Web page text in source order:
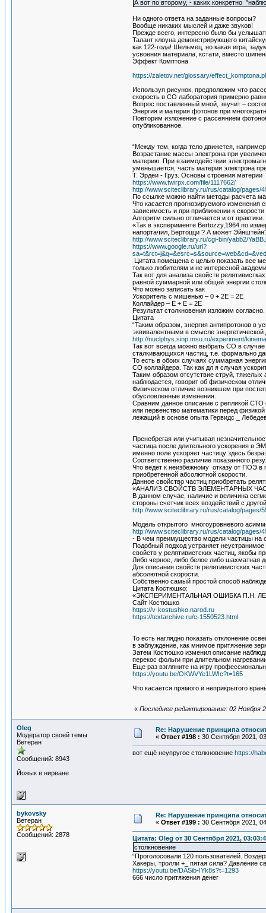
А вот по второму, - каких конкретно
Ни одного ответа на заданные вопросы?
Вообще никаких мыслей и даже звуков!
Прежде всего, интересно было бы
Талант клоуна демонстрирующего
как 122-года! Шельмец, но какая игра,
усвоения материала, кстати, вместо
Эффект Комптона
https://zaletov.net/glossary/
Используя рисунок, предположим что
скорость в СО лаборатория примерно
Вопрос поставленный мной, звучит –
Энергия и материя фотонов при
Повторим изложение с рассеянием
опубликованное.
“Между тем, когда тело движется,
Возрастание массы электрона при
материю. При взаимодействии
уменьшается, часть материи электрона
Т. Эрдеи - Груз. Основы строения материи
https://www.twirpx.com/file/1117662/
http://www.sciteclibrary.ru/rus/catalog/pages/
По ссылке можно найти методы расчета
Что касается прогнозируемого
зависимость и при приближении к
Алгоритм сильно отличается и от практики.
«Так в эксперименте Bertozzy,1964 по
напортачил, Бертоцци ? А может
http://www.sciteclibrary.ru/cgi-bin/yabb2/
https://www.google.ru/url?
Цитата помещена с целью показать все
только любителям и не интересной
Так вот для анализа свойств
равной суммарной или общей энергии
Что можно записать как
Ускоритель с мишенью – 0 + 2Е = 2Е
Коллайдер – Е + Е = 2Е
Результат столкновения изложим согласно.
Цитата
“Таким образом, энергия антипротонов в
эквивалентными в смысле
http://nuclphys.sinp.msu.ru/experiment/
Так вот всегда можно выбрать СО в
сталкивающихся частиц, т.е. формально
То есть в обоих случаях суммарная
СО коллайдера. Так как дл я случая
Таким образом отсутствие струй,
наблюдается, говорит об физическом
Физическом отличие возникшем при
обусловленные изменения.
Сравним данное описание с репликой СТО
или первенство математики перед
лежащий в основе опыта Гервидс _
Пренебрегая или учитывая
частица после длительного ускорения в
именно поле ускоряет частицу здесь
Соответственно различие показанного
Что ведет к неизбежному отказу от ПОЭ в
приобретенной абсолютной скорости.
Данное свойство частиц приобретать
«АНАЛИЗ СВОЙСТВ ЭЛЕМЕНТАРНЫХ
В данном случае, наличие и величина
стороны счетчик всех воздействий с
http://www.sciteclibrary.ru/rus/catalog/pages/
Модель открытого многоуровневого
http://www.sciteclibrary.ru/rus/catalog/pages/
- В чем преимущество модели частицы на
Подобный подход устраняет
свойств у релятивистских частиц, якобы
Либо черное, либо белое либо шахматная
Для описания свойств релятивистских
абсолютной скорости.
Собственно самый простой способ
Цитата Костюшко:
«ЭКСПЕРИМЕНТАЛЬНАЯ ОШИБКА П.Н.
Сайт Костюшко
https://v-kostushko.narod.ru
https://textarchive.ru/c-1550523.html
То есть наглядно показать отклонение
в заблуждение, как мнимое притяжение
Затем Костюшко изменил описание
перекос фольги при длительном
Еще раз взгляните на игру
https://youtu.be/OKWVYe1LWIc?t=165
Что касается прямого и неприкрытого
« Последнее редактирование: 02 Ноября
Oleg
Модератор своей темы
Ветеран
Сообщений: 8943
Йожык в нирване
Re: Нарушение принципа
« Ответ #198 : 30 Сентября 2021,
вот ещё неупругое столкновение https://
bykovsky
Ветеран
Сообщений: 2878
Re: Нарушение принципа
« Ответ #199 : 30 Сентября 2021,
Цитата: Oleg от 30 Сентября 2021,
столкновение
“Проголосовали 120 пользователей.
Хакеры, тролли +_ пятая сила? Давление
https://youtu.be/DASib-IYk8s?t=1293
666 число притяжения денег